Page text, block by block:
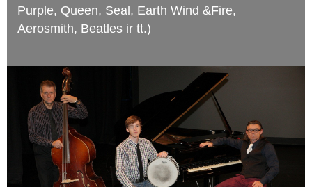
Purple, Queen, Seal, Earth Wind &Fire,
Aerosmith, Beatles ir tt.)